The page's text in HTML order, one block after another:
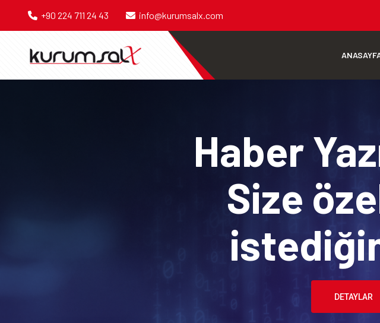
+90 224 711 24 43 info@kurumsalx.com
Haber
Size
DETAYLAR